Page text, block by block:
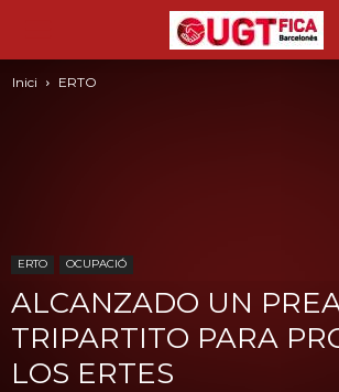
Inici ERTO
ERTO OCUPACIÓ
ALCANZADO UN
TRIPARTITO PARA
LOS ERTES